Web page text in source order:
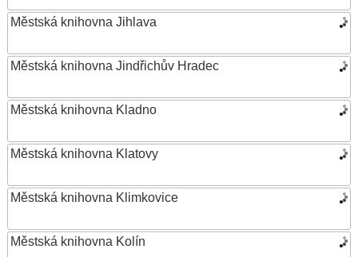
Městská knihovna Jihlava
Městská knihovna Jindřichův Hradec
Městská knihovna Kladno
Městská knihovna Klatovy
Městská knihovna Klimkovice
Městská knihovna Kolín